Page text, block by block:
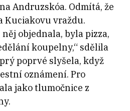
Andruzskóa. Odmítá, že
Kuciakovu vraždu.
něj objednala, byla pizza,
koupelny,“ sdělila
poprvé slyšela, když
oznámení. Pro
jako tlumočnice z